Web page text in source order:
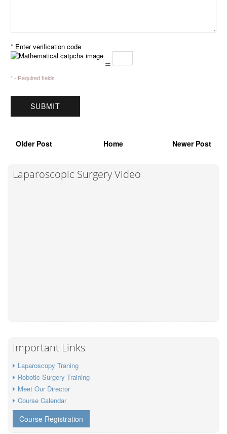
* Enter verification code
=
* - Required fields
Older Post Home Newer Post
Laparoscopic Surgery Video
Important Links
Laparoscopy Traning
Robotic Surgery Training
Meet Our Director
Course Calendar
Course Registration